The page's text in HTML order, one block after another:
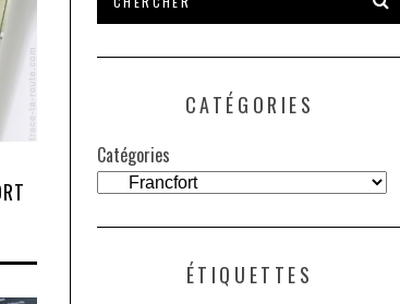
CATÉGORIES
Catégories
ÉTIQUETTES